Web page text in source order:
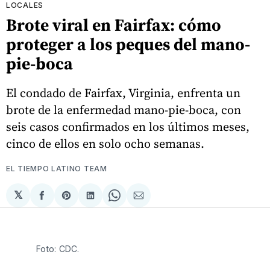
LOCALES
Brote viral en Fairfax: cómo
proteger a los peques del mano-
pie-boca
El condado de Fairfax, Virginia, enfrenta un
brote de la enfermedad mano-pie-boca, con
seis casos confirmados en los últimos meses,
cinco de ellos en solo ocho semanas.
EL TIEMPO LATINO TEAM
𝕏
Compartir
en
Share
on
Compartir
en
Share
on
Compartir
via
Foto: CDC.